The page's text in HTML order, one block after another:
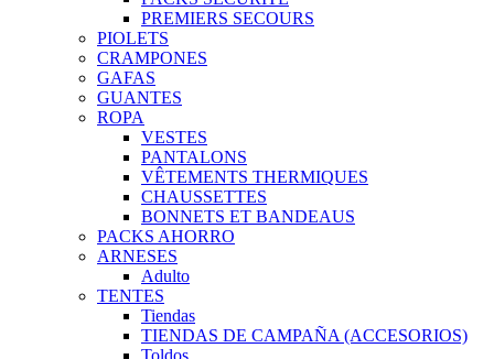
PREMIERS SECOURS
PIOLETS
CRAMPONES
GAFAS
GUANTES
ROPA
VESTES
PANTALONS
VÊTEMENTS THERMIQUES
CHAUSSETTES
BONNETS ET BANDEAUS
PACKS AHORRO
ARNESES
Adulto
TENTES
Tiendas
TIENDAS DE CAMPAÑA (ACCESORIOS)
Toldos